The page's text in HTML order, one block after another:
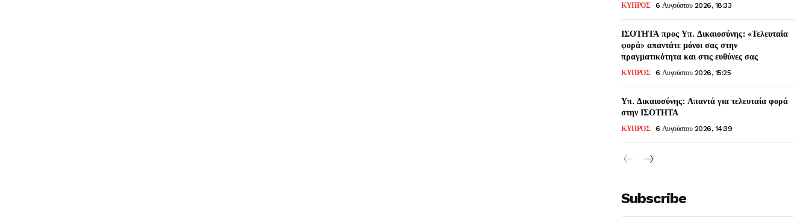
ΚΥΠΡΟΣ 6 Αυγούστου 2026, 18:33
ΙΣΟΤΗΤΑ προς Υπ. Δικαιοσύνης: «Τελευταία
φορά» απαντάτε μόνοι σας στην
πραγματικότητα και στις ευθύνες σας
ΚΥΠΡΟΣ 6 Αυγούστου 2026, 15:25
Υπ. Δικαιοσύνης: Απαντά για τελευταία φορά
στην ΙΣΟΤΗΤΑ
ΚΥΠΡΟΣ 6 Αυγούστου 2026, 14:39
Subscribe